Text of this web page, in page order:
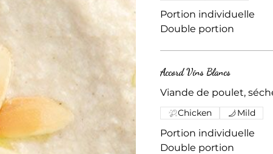
Portion individuelle
Double portion
Accord Vins Blancs
Viande de poulet,
Portion individuelle
Double portion
Chicken Mild